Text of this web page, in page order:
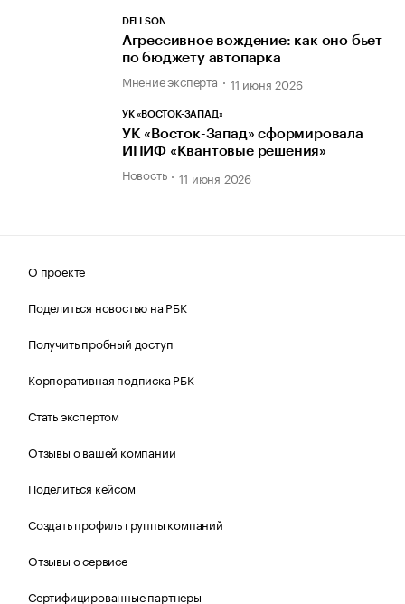
DELLSON
Агрессивное вождение: как оно бьет
по бюджету автопарка
Мнение эксперта 11 июня 2026
УК «ВОСТОК-ЗАПАД»
УК «Восток-Запад» сформировала
ИПИФ «Квантовые решения»
Новость 11 июня 2026
О проекте
Поделиться новостью на РБК
Получить пробный доступ
Корпоративная подписка РБК
Стать экспертом
Отзывы о вашей компании
Поделиться кейсом
Создать профиль группы компаний
Отзывы о сервисе
Сертифицированные партнеры